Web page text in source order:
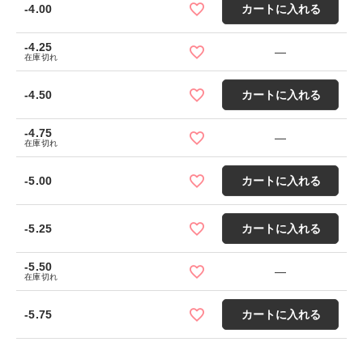
-4.00 カートに入れる
-4.25
在庫切れ —
-4.50 カートに入れる
-4.75
在庫切れ —
-5.00 カートに入れる
-5.25 カートに入れる
-5.50
在庫切れ —
-5.75 カートに入れる